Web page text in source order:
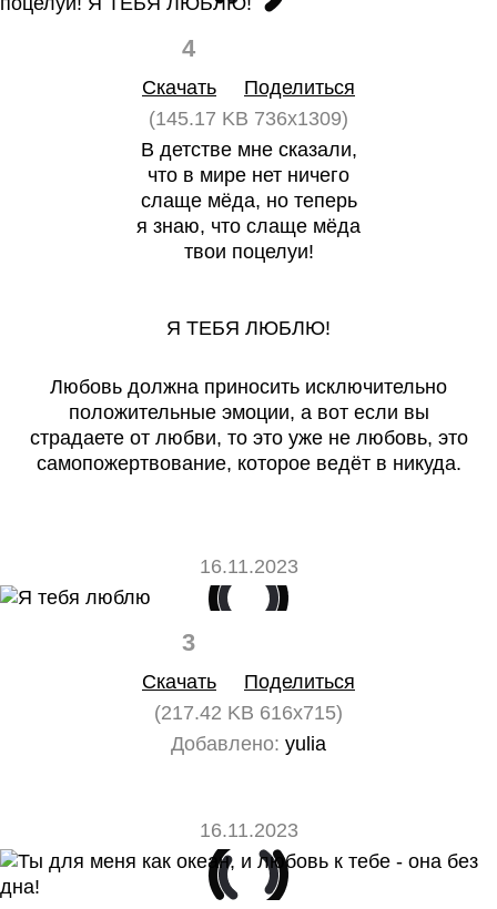
4
Скачать
Поделиться
(145.17 KB 736x1309)
В детстве мне сказали,
что в мире нет ничего
слаще мёда, но теперь
я знаю, что слаще мёда
твои поцелуи!
Я ТЕБЯ ЛЮБЛЮ!
Любовь должна приносить исключительно
положительные эмоции, а вот если вы
страдаете от любви, то это уже не любовь, это
самопожертвование, которое ведёт в никуда.
16.11.2023
3
Скачать
Поделиться
(217.42 KB 616x715)
Добавлено: yulia
16.11.2023